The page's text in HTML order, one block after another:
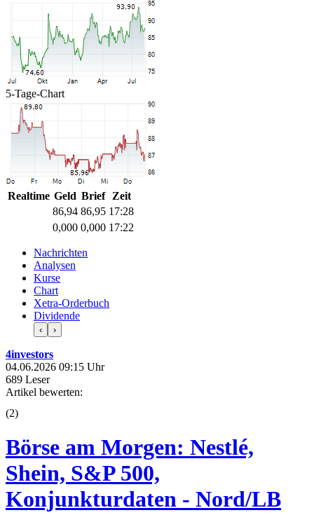
5-Tage-Chart
Realtime Geld Brief
Zeit
86,94 86,95 17:28
0,000 0,000 17:22
Nachrichten
Analysen
Kurse
Chart
Xetra-Orderbuch
Dividende
‹ ›
4investors
04.06.2026 09:15 Uhr
689 Leser
Artikel bewerten:
(2)
Börse am Morgen: Nestlé,
Shein, S&P 500,
Konjunkturdaten - Nord/LB